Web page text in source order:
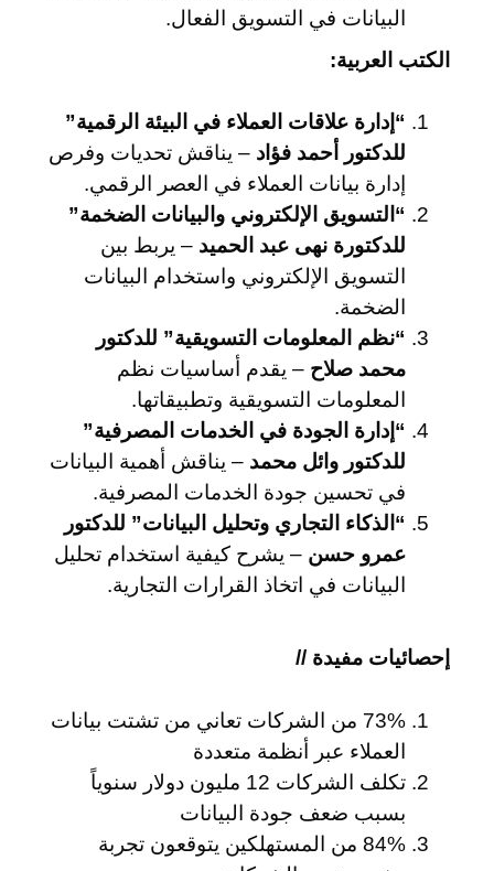
البيانات في التسويق الفعال.
الكتب العربية:
“إدارة علاقات العملاء في البيئة الرقمية”
للدكتور أحمد فؤاد – يناقش تحديات وفرص
إدارة بيانات العملاء في العصر الرقمي.
“التسويق الإلكتروني والبيانات الضخمة”
للدكتورة نهى عبد الحميد – يربط بين
التسويق الإلكتروني واستخدام البيانات
الضخمة.
“نظم المعلومات التسويقية” للدكتور
محمد صلاح – يقدم أساسيات نظم
المعلومات التسويقية وتطبيقاتها.
“إدارة الجودة في الخدمات المصرفية”
للدكتور وائل محمد – يناقش أهمية البيانات
في تحسين جودة الخدمات المصرفية.
“الذكاء التجاري وتحليل البيانات” للدكتور
عمرو حسن – يشرح كيفية استخدام تحليل
البيانات في اتخاذ القرارات التجارية.
إحصائيات مفيدة //
73% من الشركات تعاني من تشتت بيانات
العملاء عبر أنظمة متعددة
تكلف الشركات 12 مليون دولار سنوياً
بسبب ضعف جودة البيانات
84% من المستهلكين يتوقعون تجربة